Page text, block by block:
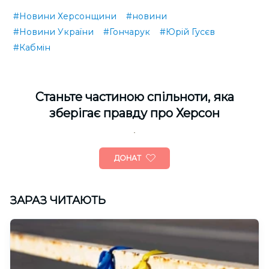
#Новини Херсонщини
#новини
#Новини України
#Гончарук
#Юрій Гусєв
#Кабмін
Cтаньте частиною спільноти, яка
зберігає правду про Херсон
ДОНАТ
ЗАРАЗ ЧИТАЮТЬ